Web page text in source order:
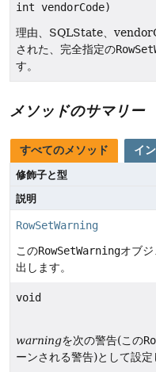
int vendorCode)
理由、SQLState、
された、完全指定の
す。
メソッドのサマリー
すべてのメソッド イ
修飾子と型
説明
RowSetWarning
このRowSetWarningオブ
出します。
void
warningを次の警告(この
ーンされる警告)として設定